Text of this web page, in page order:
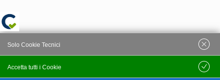
Accetta tutti i Cookie
Solo Cookie Tecnici
Salva